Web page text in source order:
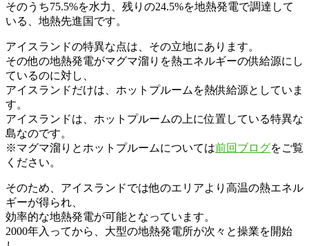
そのうち75.5%を水力、残りの24.5%を地熱発電で調達して
いる、地熱先進国です。
アイスランドの特異な点は、その立地にあります。
その他の地熱発電がマグマ溜りを熱エネルギーの供給源にし
ているのに対し、
アイスランドだけは、ホットプルームを熱供給源としていま
す。
アイスランドは、ホットプルームの上に位置している特異な
島なのです。
※マグマ溜りとホットプルームについては前回ブログをご覧
ください。
そのため、アイスランドでは他のエリアより高温の熱エネル
ギーが得られ、
効率的な地熱発電が可能となっています。
2000年入ってから、大型の地熱発電所が次々と操業を開始